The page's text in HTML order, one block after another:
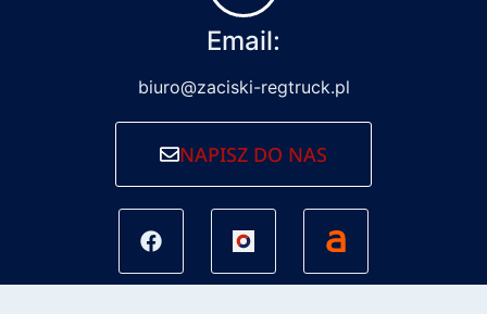
Email:
biuro@zaciski-regtruck.pl
NAPISZ DO NAS